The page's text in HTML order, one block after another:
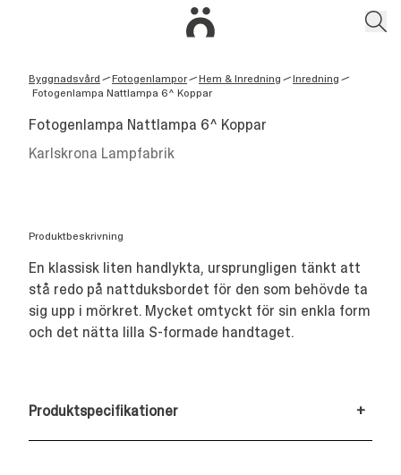
Byggnadsvård /Fotogenlampor/Hem & Inredning /Inredning /
Fotogenlampa Nattlampa 6^ Koppar
Fotogenlampa Nattlampa 6^ Koppar
Karlskrona Lampfabrik
Produktbeskrivning
En klassisk liten handlykta, ursprungligen tänkt att
stå redo på nattduksbordet för den som behövde ta
sig upp i mörkret. Mycket omtyckt för sin enkla form
och det nätta lilla S-formade handtaget.
Produktspecifikationer +